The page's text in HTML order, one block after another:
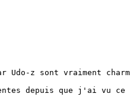
Udo-z sont vraiment
depuis que j'ai vu ce